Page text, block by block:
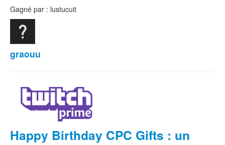
Gagné par : lustucuit
graouu
Happy Birthday CPC Gifts : un